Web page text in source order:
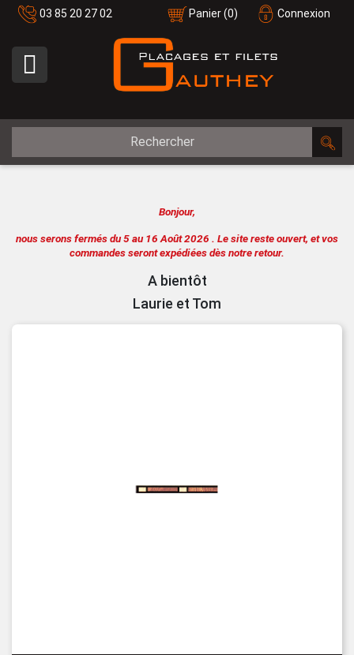
03 85 20 27 02 Connexion
Panier(0)

Bonjour,
nous serons fermés du 5 au 16 Août 2026 . Le site reste ouvert, et vos
commandes seront expédiées dès notre retour.
A bientôt
Laurie et Tom